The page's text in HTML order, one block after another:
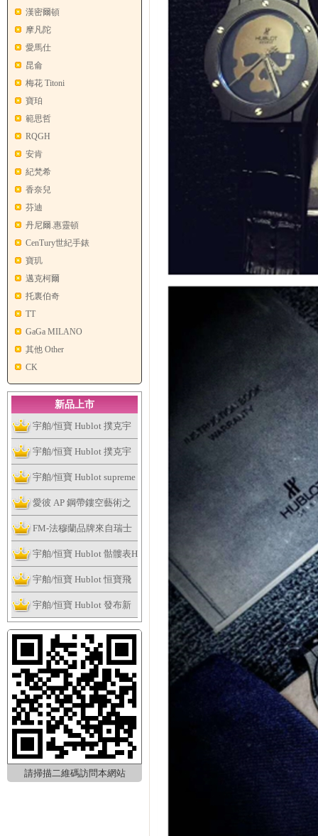
漢密爾頓
摩凡陀
愛馬仕
昆侖
梅花 Titoni
寶珀
範思哲
RQGH
安肯
紀梵希
香奈兒
芬迪
丹尼爾.惠靈頓
CenTury世紀手錶
寶玑
邁克柯爾
托裏伯奇
TT
GaGa MILANO
其他 Other
CK
新品上市
宇舶/恒寶 Hublot 撲克宇
舶表全新個性撲克系列腕
表捉緊浮華的趣味
宇舶/恒寶 Hublot 撲克宇
舶表全新個性撲克系列腕
表捉緊浮華的趣味
宇舶/恒寶 Hublot supreme
讓這個夏天大膽露出妳的
手表
愛彼 AP 鋼帶鏤空藝術之
作，全新皇家橡樹系列雙
擺輪鏤空腕表
FM-法穆蘭品牌來自瑞士
日內瓦
宇舶/恒寶 Hublot 骷髏表H
ublot Skull Bang系列
宇舶/恒寶 Hublot 恒寶飛
輪腕表、經典融合最新陀
飛輪腕表
宇舶/恒寶 Hublot 發布新
版Big Bang法拉利腕表
請掃描二維碼訪問本網站